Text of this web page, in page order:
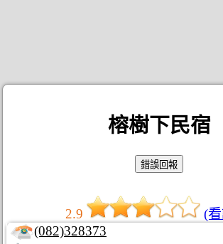
榕樹下民宿
2.9
(
(082)328373